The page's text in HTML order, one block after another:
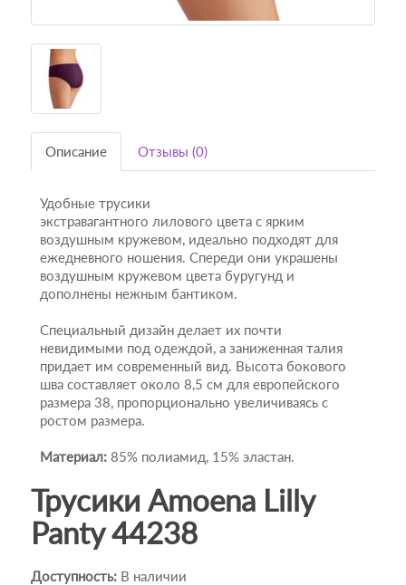
Описание Отзывы (0)
Удобные трусики
экстравагантного лилового цвета с ярким
воздушным кружевом, идеально подходят для
ежедневного ношения. Спереди они украшены
воздушным кружевом цвета буругунд и
дополнены нежным бантиком.
Специальный дизайн делает их почти
невидимыми под одеждой, а заниженная талия
придает им современный вид. Высота бокового
шва составляет около 8,5 см для европейского
размера 38, пропорционально увеличиваясь с
ростом размера.
Материал: 85% полиамид, 15% эластан.
Трусики Amoena Lilly
Panty 44238
Доступность: В наличии